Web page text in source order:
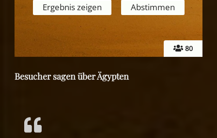
80
Besucher sagen über Ägypten